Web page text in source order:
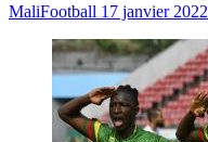
MaliFootball 17 janvier 2022